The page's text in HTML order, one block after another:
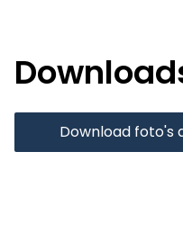
Download foto's